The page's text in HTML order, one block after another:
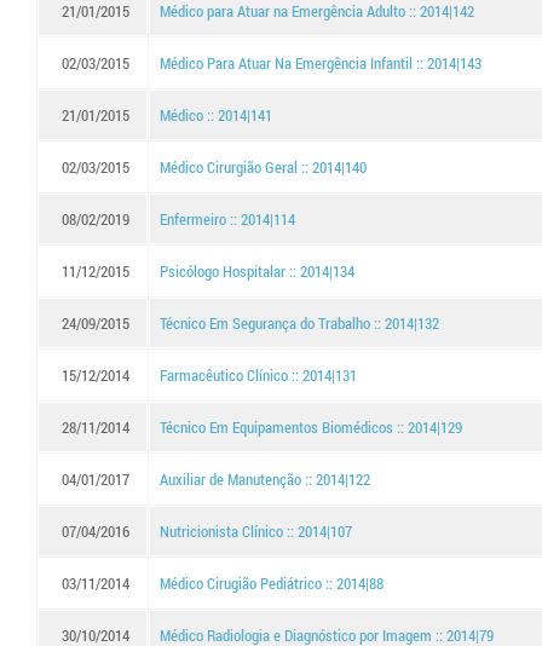
21/01/2015 Médico para Atuar na Emergência Adulto :: 2014|142
02/03/2015 Médico Para Atuar Na Emergência Infantil :: 2014|143
21/01/2015 Médico :: 2014|141
02/03/2015 Médico Cirurgião Geral :: 2014|140
08/02/2019 Enfermeiro :: 2014|114
11/12/2015 Psicólogo Hospitalar :: 2014|134
24/09/2015 Técnico Em Segurança do Trabalho :: 2014|132
15/12/2014 Farmacêutico Clínico :: 2014|131
28/11/2014 Técnico Em Equipamentos Biomédicos :: 2014|129
04/01/2017 Auxiliar de Manutenção :: 2014|122
07/04/2016 Nutricionista Clínico :: 2014|107
03/11/2014 Médico Cirugião Pediátrico :: 2014|88
30/10/2014 Médico Radiologia e Diagnóstico por Imagem :: 2014|79